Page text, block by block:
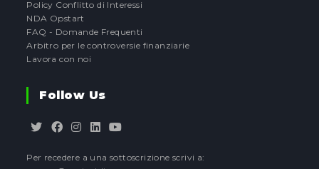
Policy Conflitto di Interessi
NDA Opstart
FAQ - Domande Frequenti
Arbitro per le controversie finanziarie
Lavora con noi
Follow Us
in
in
in
in
in
Per recedere a una sottoscrizione scrivi a: